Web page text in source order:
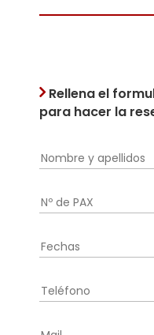
Rellena el
para hacer la